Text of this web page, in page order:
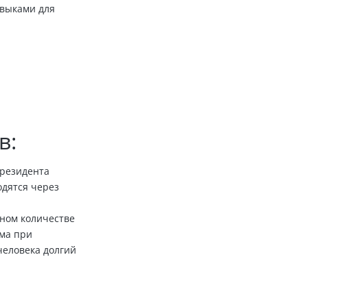
для
через
количестве
при
долгий